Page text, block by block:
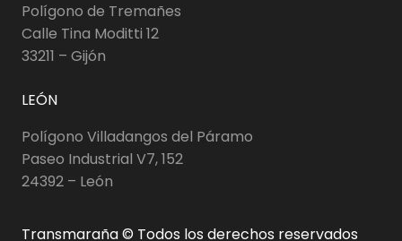
Polígono de Tremañes
Calle Tina Moditti 12
33211 – Gijón
LEÓN
Polígono Villadangos del Páramo
Paseo Industrial V7, 152
24392 – León
Transmaraña © Todos los derechos reservados